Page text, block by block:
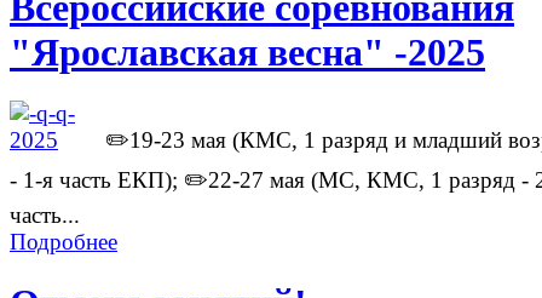
"Ярославская весна" -2025
✏️19-23 мая (КМС, 1 разряд и младший
- 1-я часть ЕКП); ✏️22-27 мая (МС, КМС, 1 разряд -
часть...
Подробнее